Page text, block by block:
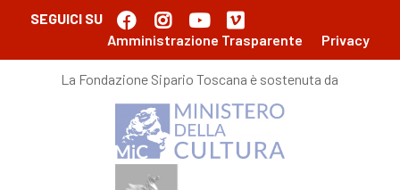
SEGUICI SU
Amministrazione Trasparente
Privacy
La Fondazione Sipario Toscana è sostenuta da